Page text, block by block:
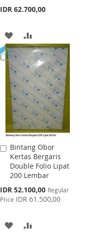
IDR 62.700,00
ADD
TO
WISH
LIST
TO
COMPARE
Bintang Obor
Kertas Bergaris
Double Folio Lipat
200 Lembar
Special
Price
IDR 52.100,00 Regular
Price IDR 61.500,00
Add
to
Cart
ADD